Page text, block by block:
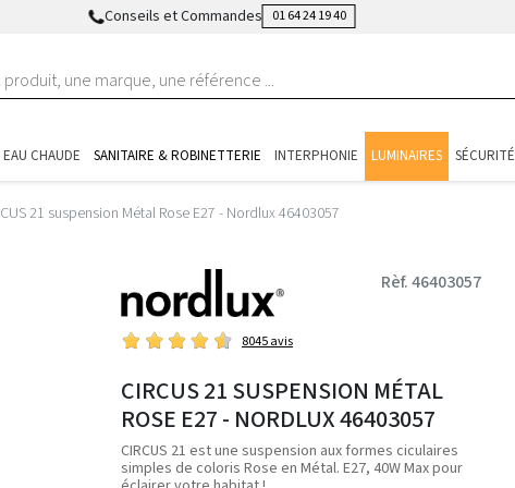
Conseils et Commandes 01 64 24 19 40
CHAUDE SANITAIRE & ROBINETTERIE INTERPHONIE LUMINAIRES SÉCURITÉ
21 suspension Métal Rose E27 - Nordlux 46403057
Rèf. 46403057
8045 avis
CIRCUS 21 SUSPENSION MÉTAL
ROSE E27 - NORDLUX 46403057
CIRCUS 21 est une suspension aux formes ciculaires
simples de coloris Rose en Métal. E27, 40W Max pour